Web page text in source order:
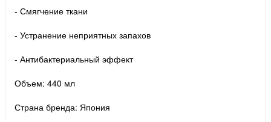
- Смягчение ткани
- Устранение неприятных запахов
- Антибактериальный эффект
Объем: 440 мл
Страна бренда: Япония